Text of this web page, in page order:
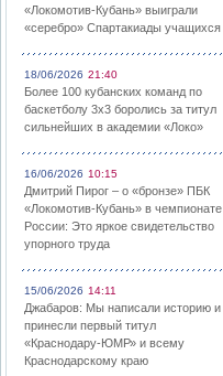
«Локомотив-Кубань» выиграли
«серебро» Спартакиады учащихся
18/06/2026 21:40
Более 100 кубанских команд по
баскетболу 3х3 боролись за титул
сильнейших в академии «Локо»
16/06/2026 10:15
Дмитрий Пирог – о «бронзе» ПБК
«Локомотив-Кубань» в чемпионате
России: Это яркое свидетельство
упорного труда
15/06/2026 14:11
Джабаров: Мы написали историю и
принесли первый титул
«Краснодару-ЮМР» и всему
Краснодарскому краю